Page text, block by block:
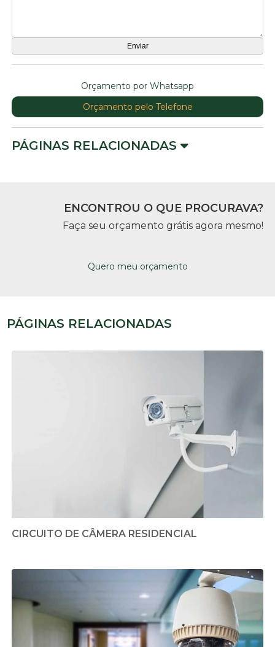
Orçamento por Whatsapp
Orçamento pelo Telefone
PÁGINAS RELACIONADAS
ENCONTROU O QUE PROCURAVA?
Faça seu orçamento grátis agora mesmo!
Quero meu orçamento
PÁGINAS RELACIONADAS
CIRCUITO DE CÂMERA RESIDENCIAL